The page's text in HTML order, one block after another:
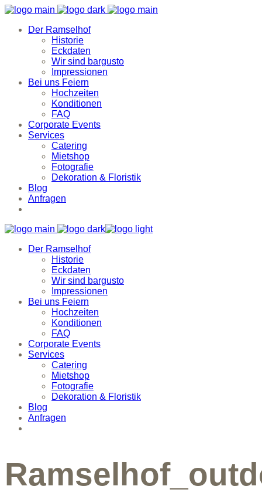
Der Ramselhof
Historie
Eckdaten
Wir sind bargusto
Impressionen
Bei uns Feiern
Hochzeiten
Konditionen
FAQ
Corporate Events
Services
Catering
Mietshop
Fotografie
Dekoration & Floristik
Blog
Anfragen
Der Ramselhof
Historie
Eckdaten
Wir sind bargusto
Impressionen
Bei uns Feiern
Hochzeiten
Konditionen
FAQ
Corporate Events
Services
Catering
Mietshop
Fotografie
Dekoration & Floristik
Blog
Anfragen